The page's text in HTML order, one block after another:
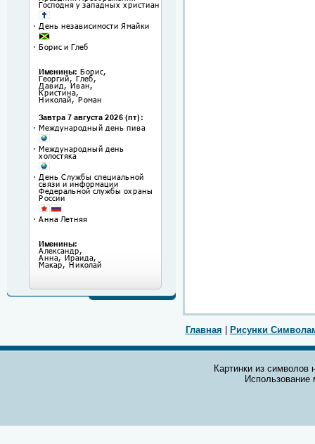
Главная Рисунки
Картинки из символов
Использование